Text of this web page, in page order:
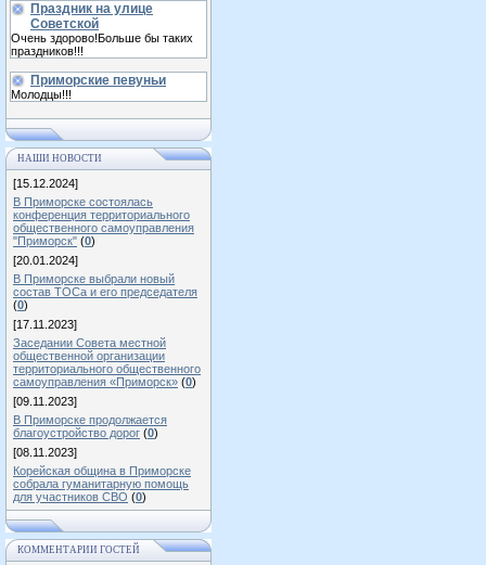
Праздник на улице
Советской
Очень здорово!Больше бы таких
праздников!!!
Приморские певуньи
Молодцы!!!
НАШИ НОВОСТИ
[15.12.2024]
В Приморске состоялась
конференция территориального
общественного самоуправления
"Приморск" (0)
[20.01.2024]
В Приморске выбрали новый
состав ТОСа и его председателя
(0)
[17.11.2023]
Заседании Совета местной
общественной организации
территориального общественного
самоуправления «Приморск» (0)
[09.11.2023]
В Приморске продолжается
благоустройство дорог (0)
[08.11.2023]
Корейская община в Приморске
собрала гуманитарную помощь
для участников СВО (0)
КОММЕНТАРИИ ГОСТЕЙ